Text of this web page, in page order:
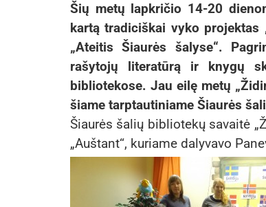
Šių metų lapkričio 14-20
kartą tradiciškai vyko projektas
„Ateitis Šiaurės šalyse“.
rašytojų literatūrą ir knygų
bibliotekose. Jau eilę metų
šiame tarptautiniame Šiaurės
Šiaurės šalių bibliotekų savaitė
„Auštant“, kuriame dalyvavo